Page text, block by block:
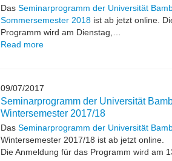
Das Seminarprogramm der Universität
Sommersemester 2018 ist ab jetzt online.
Programm wird am Dienstag,…
Read more
09/07/2017
Seminarprogramm der Universität
Wintersemester 2017/18
Das Seminarprogramm der Universität
Wintersemester 2017/18 ist ab jetzt online.
Die Anmeldung für das Programm wird am